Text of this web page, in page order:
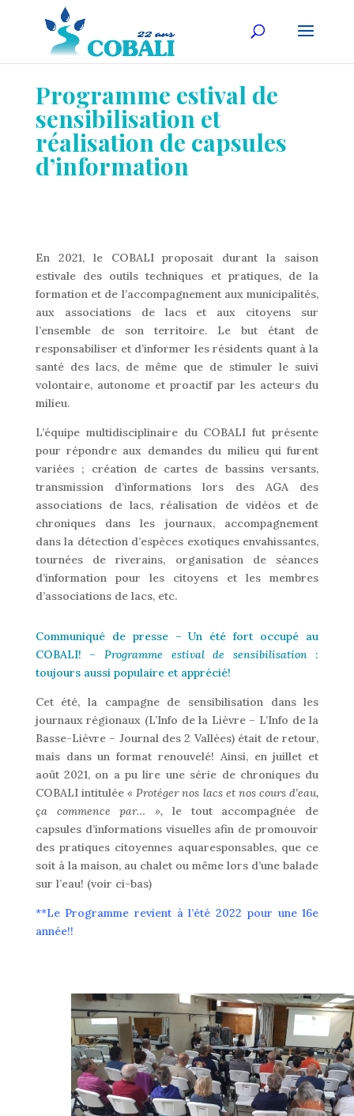
Programme estival de
sensibilisation et
réalisation de capsules
d’information
En 2021, le COBALI proposait durant la saison
estivale des outils techniques et pratiques, de la
formation et de l’accompagnement aux municipalités,
aux associations de lacs et aux citoyens sur
l’ensemble de son territoire. Le but étant de
responsabiliser et d’informer les résidents quant à la
santé des lacs, de même que de stimuler le suivi
volontaire, autonome et proactif par les acteurs du
milieu.
L’équipe multidisciplinaire du COBALI fut présente
pour répondre aux demandes du milieu qui furent
variées ; création de cartes de bassins versants,
transmission d’informations lors des AGA des
associations de lacs, réalisation de vidéos et de
chroniques dans les journaux, accompagnement
dans la détection d’espèces exotiques envahissantes,
tournées de riverains, organisation de séances
d’information pour les citoyens et les membres
d’associations de lacs, etc.
Communiqué de presse – Un été fort occupé au
COBALI! – Programme estival de sensibilisation:
toujours aussi populaire et apprécié!
Cet été, la campagne de sensibilisation dans les
journaux régionaux (L’Info de la Lièvre – L’Info de la
Basse-Lièvre – Journal des 2 Vallées) était de retour,
mais dans un format renouvelé! Ainsi, en juillet et
août 2021, on a pu lire une série de chroniques du
COBALI intitulée« Protéger nos lacs et nos cours d’eau,
ça commence par… », le tout accompagnée de
capsules d’informations visuelles afin de promouvoir
des pratiques citoyennes aquaresponsables, que ce
soit à la maison, au chalet ou même lors d’une balade
sur l’eau! (voir ci-bas)
**Le Programme revient à l’été 2022 pour une 16e
année!!